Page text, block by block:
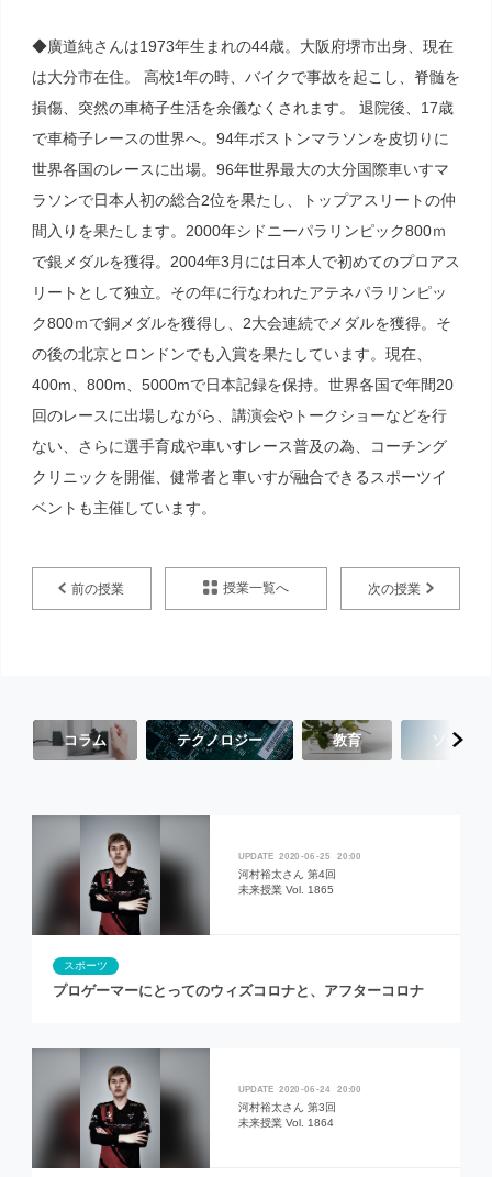
◆廣道純さんは1973年生まれの44歳。大阪府堺市出身、現在
は大分市在住。 高校1年の時、バイクで事故を起こし、脊髄を
損傷、突然の車椅子生活を余儀なくされます。 退院後、17歳
で車椅子レースの世界へ。94年ボストンマラソンを皮切りに
世界各国のレースに出場。96年世界最大の大分国際車いすマ
ラソンで日本人初の総合2位を果たし、トップアスリートの仲
間入りを果たします。2000年シドニーパラリンピック800ｍ
で銀メダルを獲得。2004年3月には日本人で初めてのプロアス
リートとして独立。その年に行なわれたアテネパラリンピッ
ク800ｍで銅メダルを獲得し、2大会連続でメダルを獲得。そ
の後の北京とロンドンでも入賞を果たしています。現在、
400m、800m、5000mで日本記録を保持。世界各国で年間20
回のレースに出場しながら、講演会やトークショーなどを行
ない、さらに選手育成や車いすレース普及の為、コーチング
クリニックを開催、健常者と車いすが融合できるスポーツイ
ベントも主催しています。
前の授業 授業一覧へ 次の授業
コラム テクノロジー 教育 ソーシャ
2020 06 25 20:00
河村裕太さん 第4回
未来授業 Vol. 1865
スポーツ
プロゲーマーにとってのウィズコロナと、アフターコロナ
2020 06 24 20:00
河村裕太さん 第3回
未来授業 Vol. 1864